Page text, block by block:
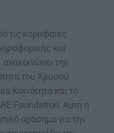
τις κορυφαίες
και
την
του Χρυσού
Κοινότητα και το
Foundation. Αυτή η
ορόσημο για την